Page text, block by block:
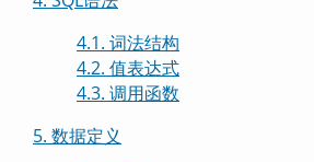
4.1. 词法结构
4.2. 值表达式
4.3. 调用函数
5. 数据定义